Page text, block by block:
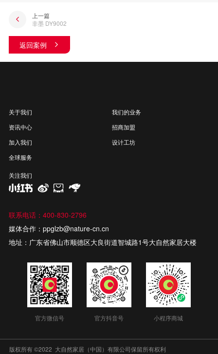
上一篇
非墨 DY9002
返回案例
关于我们
我们的业务
资讯中心
招商加盟
加入我们
设计工坊
全球服务
关注我们
联系电话：400-830-2796
媒体合作：ppglzb@nature-cn.cn
地址：广东省佛山市顺德区大良街道智城路1号大自然家居大楼
官方微信号 官方抖音号 小程序商城
版权所有 ©2022 大自然家居（中国）有限公司保留所有权利